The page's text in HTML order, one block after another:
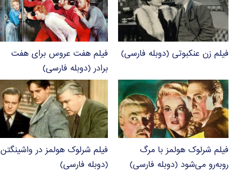
فیلم زن عنکبوتی (دوبله فارسی)
فیلم هفت عروس برای هفت
برادر (دوبله فارسی)
فیلم شرلوک هولمز با مرگ
روبه‌رو می‌شود (دوبله فارسی)
فیلم شرلوک هولمز در واشینگتن
(دوبله فارسی)